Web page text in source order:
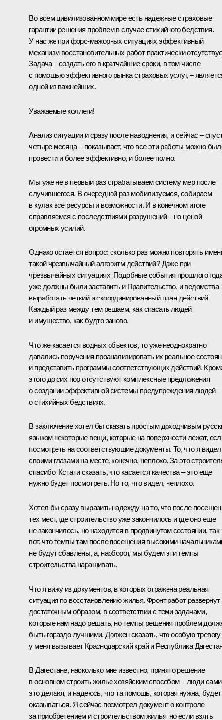
Во всем цивилизованном мире есть надежные страховые
гарантии решения проблем в случае стихийного бедствия.
У нас же при форс-мажорных ситуациях эффективный
механизм восстановительных работ практически
Задача – создать его в кратчайшие сроки, в том числе
с помощью эффективного рынка страховых услуг, –
одной из важнейших.
Уважаемые коллеги!
Анализ ситуации и сразу после наводнения, и сейчас –
четыре месяца – показывает, что все эти работы можно
провести и более эффективно, и более полно.
Мы уже не в первый раз отрабатываем систему мер после
случившегося. В очередной раз мобилизуемся, собираем
в кулак все ресурсы и возможности. И в конечном итоге
справляемся с последствиями разрушений – но ценой
огромных усилий.
Однако остается вопрос: сколько раз можно повторять
такой чрезвычайный алгоритм действий? Даже при
чрезвычайных ситуациях. Подобные события прошлого
уже должны были заставить и Правительство, и ведомства
выработать четкий и скоординированный план действий.
Каждый раз между тем решаем, как спасать людей
и имущество, как будто заново.
Что же касается водных объектов, то уже неоднократно
давались поручения проанализировать их реальное
и представить программы соответствующих действий.
этого до сих пор отсутствуют комплексные предложения
о создании эффективной системы предупреждения людей
о стихийных бедствиях.
В заключение хотел бы сказать простым доходчивым
языком некоторые вещи, которые на поверхности лежат,
посмотреть на соответствующие документы. То, что я видел
своими глазами на месте, конечно, неплохо. За это
спасибо. Кстати сказать, что касается качества – это еще
нужно будет посмотреть. Но то, что видел, неплохо.
Хотел бы сразу выразить надежду на то, что после
тех мест, где строительство уже закончилось и где оно еще
не закончилось, но находится в продвинутом состоянии, так
вот, что темпы там после посещения высокими
не будут сбавлены, а, наоборот, мы будем эти темпы
строительства наращивать.
Что я вижу из документов, в которых отражена реальная
ситуация по восстановлению жилья. Фронт работ развернут
достаточным образом, в соответствии с теми задачами,
которые нам надо решать, но темпы решения проблем
быть гораздо лучшими. Должен сказать, что особую тревогу
у меня вызывает Краснодарский край и Республика
В Дагестане, насколько мне известно, принято решение
в основном строить жилье хозяйским способом – люди сами
это делают, и надеюсь, что та помощь, которая нужна,
оказываться. Я сейчас посмотрел документ о контроле
за приобретением и строительством жилья, но если взять